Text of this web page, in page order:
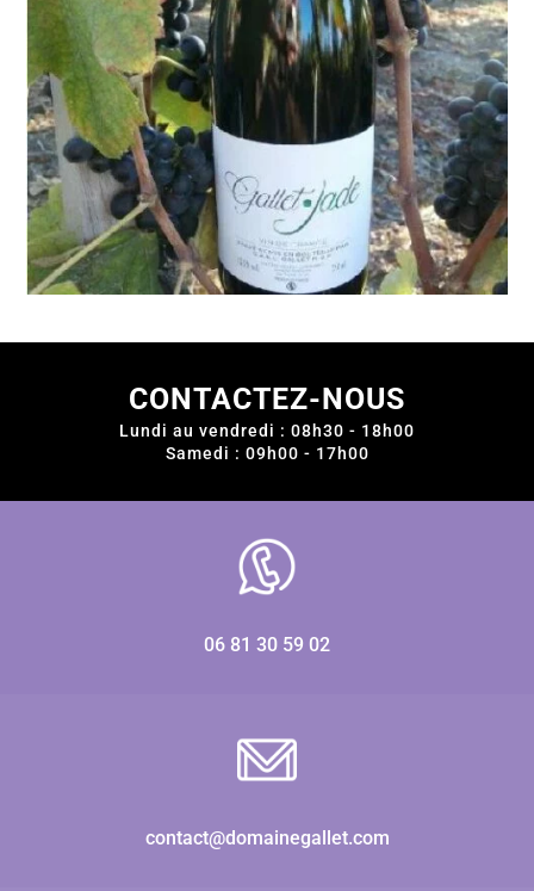
CONTACTEZ-NOUS
Lundi au vendredi : 08h30 - 18h00
Samedi : 09h00 - 17h00
06 81 30 59 02
contact@domainegallet.com